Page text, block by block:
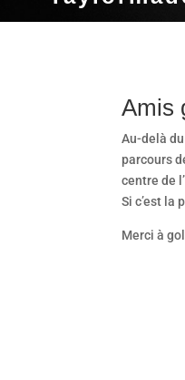
Amis
Au-delà
parcours
centre de
Si c’est la
Merci à